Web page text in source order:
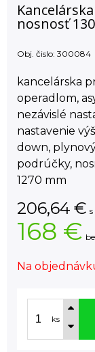
nosnosť
Obj. čislo: 300084
kancelárska
operadlom,
nezávislé
nastavenie
down,
podrúčky,
1270 mm
206,64 €
168 €
Na
ks